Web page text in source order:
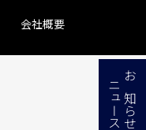
会社概要
お知らせ
ニュース